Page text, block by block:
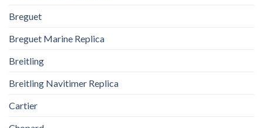
Breguet
Breguet Marine Replica
Breitling
Breitling Navitimer Replica
Cartier